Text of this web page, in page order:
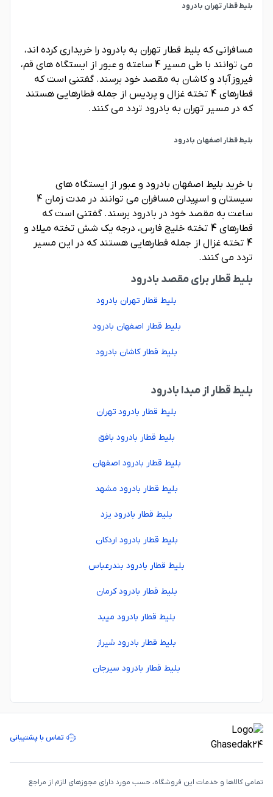
بلیط قطار تهران بادرود
مسافرانی که بلیط قطار تهران به بادرود را خریداری کرده اند،
می توانند با طی مسیر 4 ساعته و عبور از ایستگاه های قم،
فیروزآباد و کاشان به مقصد خود برسند. گفتنی است که
قطارهای 4 تخته غزال و پردیس از جمله قطارهایی هستند
که در مسیر تهران به بادرود تردد می کنند.
بلیط قطار اصفهان بادرود
با خرید بلیط اصفهان بادرود و عبور از ایستگاه های
سیستان و اسپیدان مسافران می توانند در مدت زمان 4
ساعت به مقصد خود در بادرود برسند. گفتنی است که
قطارهای 4 تخته خلیج فارس، درجه یک شش تخته میلاد و
4 تخته غزال از جمله قطارهایی هستند که در این مسیر
تردد می کنند.
بلیط قطار برای مقصد بادرود
بلیط قطار تهران بادرود
بلیط قطار اصفهان بادرود
بلیط قطار کاشان بادرود
بلیط قطار از مبدا بادرود
بلیط قطار بادرود تهران
بلیط قطار بادرود بافق
بلیط قطار بادرود اصفهان
بلیط قطار بادرود مشهد
بلیط قطار بادرود یزد
بلیط قطار بادرود اردکان
بلیط قطار بادرود بندرعباس
بلیط قطار بادرود کرمان
بلیط قطار بادرود میبد
بلیط قطار بادرود شیراز
بلیط قطار بادرود سیرجان
تماس با پشتیبانی
تمامی كالاها و خدمات اين فروشگاه، حسب مورد دارای مجوزهای لازم از مراجع